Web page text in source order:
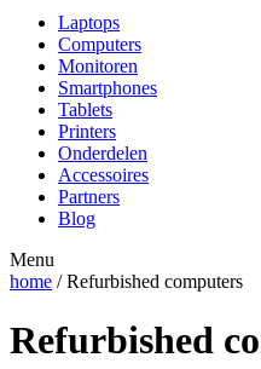
Laptops
Computers
Monitoren
Smartphones
Tablets
Printers
Onderdelen
Accessoires
Partners
Blog
Menu
home / Refurbished computers
Refurbished